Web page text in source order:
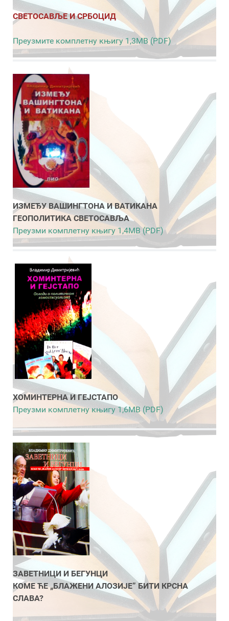
СВЕТОСАВЉЕ И СРБОЦИД
Преузмите комплетну књигу 1,3MB (PDF)
ИЗМЕЂУ ВАШИНГТОНА И ВАТИКАНА
ГЕОПОЛИТИКА СВЕТОСАВЉА
Преузми комплетну књигу 1,4MB (PDF)
ХОМИНТЕРНА И ГЕЈСТАПО
Преузми комплетну књигу 1,6MB (PDF)
ЗАВЕТНИЦИ И БЕГУНЦИ
КОМЕ ЋЕ „БЛАЖЕНИ АЛОЗИЈЕ” БИТИ КРСНА
СЛАВА?